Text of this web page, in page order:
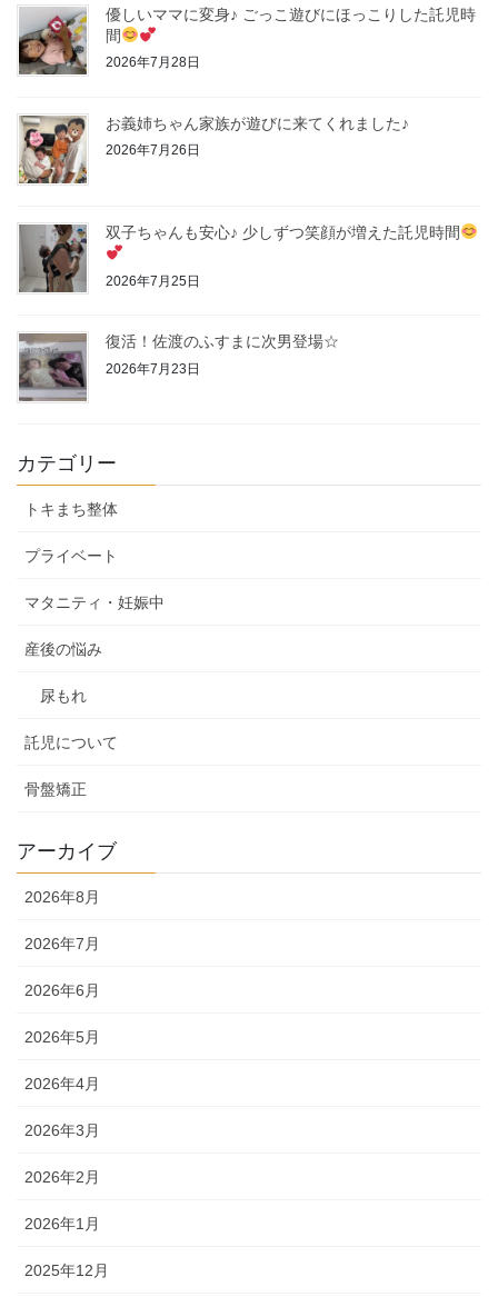
優しいママに変身♪ ごっこ遊びにほっこりした託児時
間
2026年7月28日
お義姉ちゃん家族が遊びに来てくれました♪
2026年7月26日
双子ちゃんも安心♪ 少しずつ笑顔が増えた託児時間
2026年7月25日
復活！佐渡のふすまに次男登場☆
2026年7月23日
カテゴリー
トキまち整体
プライベート
マタニティ・妊娠中
産後の悩み
尿もれ
託児について
骨盤矯正
アーカイブ
2026年8月
2026年7月
2026年6月
2026年5月
2026年4月
2026年3月
2026年2月
2026年1月
2025年12月